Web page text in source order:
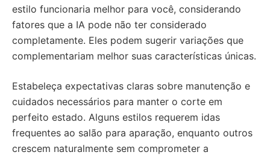
estilo funcionaria melhor para você, considerando
fatores que a IA pode não ter considerado
completamente. Eles podem sugerir variações que
complementariam melhor suas características únicas.
Estabeleça expectativas claras sobre manutenção e
cuidados necessários para manter o corte em
perfeito estado. Alguns estilos requerem idas
frequentes ao salão para aparação, enquanto outros
crescem naturalmente sem comprometer a